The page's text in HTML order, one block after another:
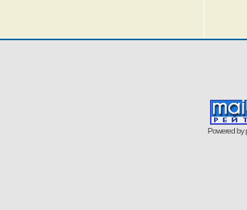
Powered by